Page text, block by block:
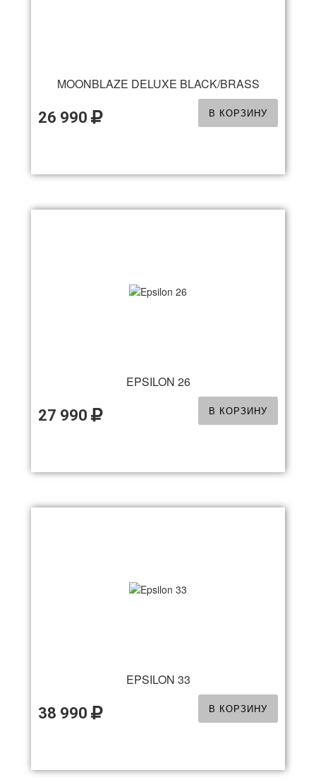
MOONBLAZE DELUXE BLACK/BRASS
26 990 В КОРЗИНУ
EPSILON 26
27 990 В КОРЗИНУ
EPSILON 33
38 990 В КОРЗИНУ